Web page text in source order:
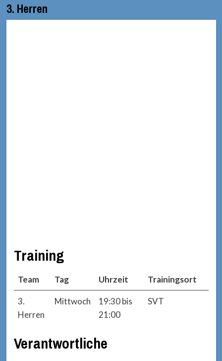
3. Herren
Training
Team Tag Uhrzeit Trainingsort
3.
Herren
Mittwoch
19:30 bis
21:00
SVT
Verantwortliche